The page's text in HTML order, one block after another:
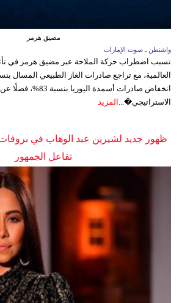
مضيق هرمز
واشنطن ـ صوت الإمارات
تسبب اضطراب حركة الملاحة عبر مضيق هرمز في
انخفاض صادرات أسمدة
الاستراتيجي�... المزيد
ظهور جديد لشيرين عبد الوهاب في
تفاعل الجمهور